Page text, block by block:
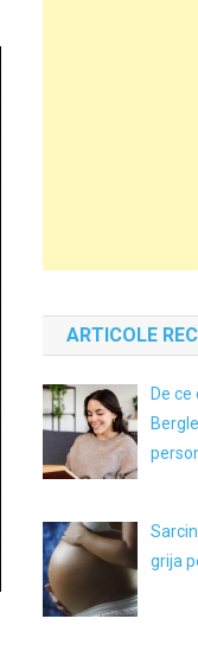
ARTICOLE
De
grija